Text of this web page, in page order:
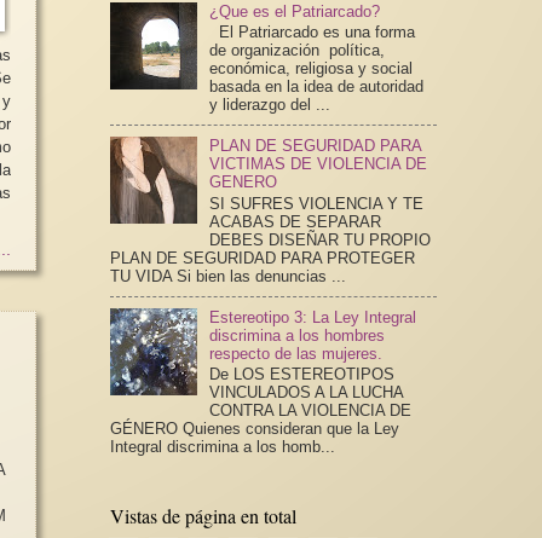
¿Que es el Patriarcado?
El Patriarcado es una forma
de organización política,
económica, religiosa y social
basada en la idea de autoridad
y liderazgo del ...
PLAN DE SEGURIDAD PARA
VICTIMAS DE VIOLENCIA DE
GENERO
SI SUFRES VIOLENCIA Y TE
ACABAS DE SEPARAR
DEBES DISEÑAR TU PROPIO
PLAN DE SEGURIDAD PARA PROTEGER
TU VIDA Si bien las denuncias ...
Estereotipo 3: La Ley Integral
discrimina a los hombres
respecto de las mujeres.
De LOS ESTEREOTIPOS
VINCULADOS A LA LUCHA
CONTRA LA VIOLENCIA DE
GÉNERO Quienes consideran que la Ley
Integral discrimina a los homb...
Vistas de página en total